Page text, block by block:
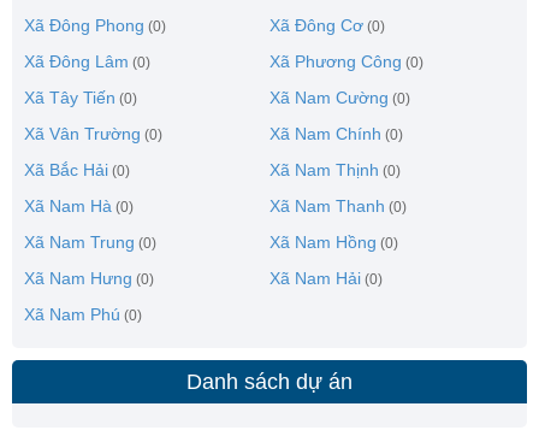
Xã Đông Phong (0) Xã Đông Cơ (0)
Xã Đông Lâm (0) Xã Phương Công (0)
Xã Tây Tiến (0) Xã Nam Cường (0)
Xã Vân Trường (0) Xã Nam Chính (0)
Xã Bắc Hải (0) Xã Nam Thịnh (0)
Xã Nam Hà (0) Xã Nam Thanh (0)
Xã Nam Trung (0) Xã Nam Hồng (0)
Xã Nam Hưng (0) Xã Nam Hải (0)
Xã Nam Phú (0)
Danh sách dự án